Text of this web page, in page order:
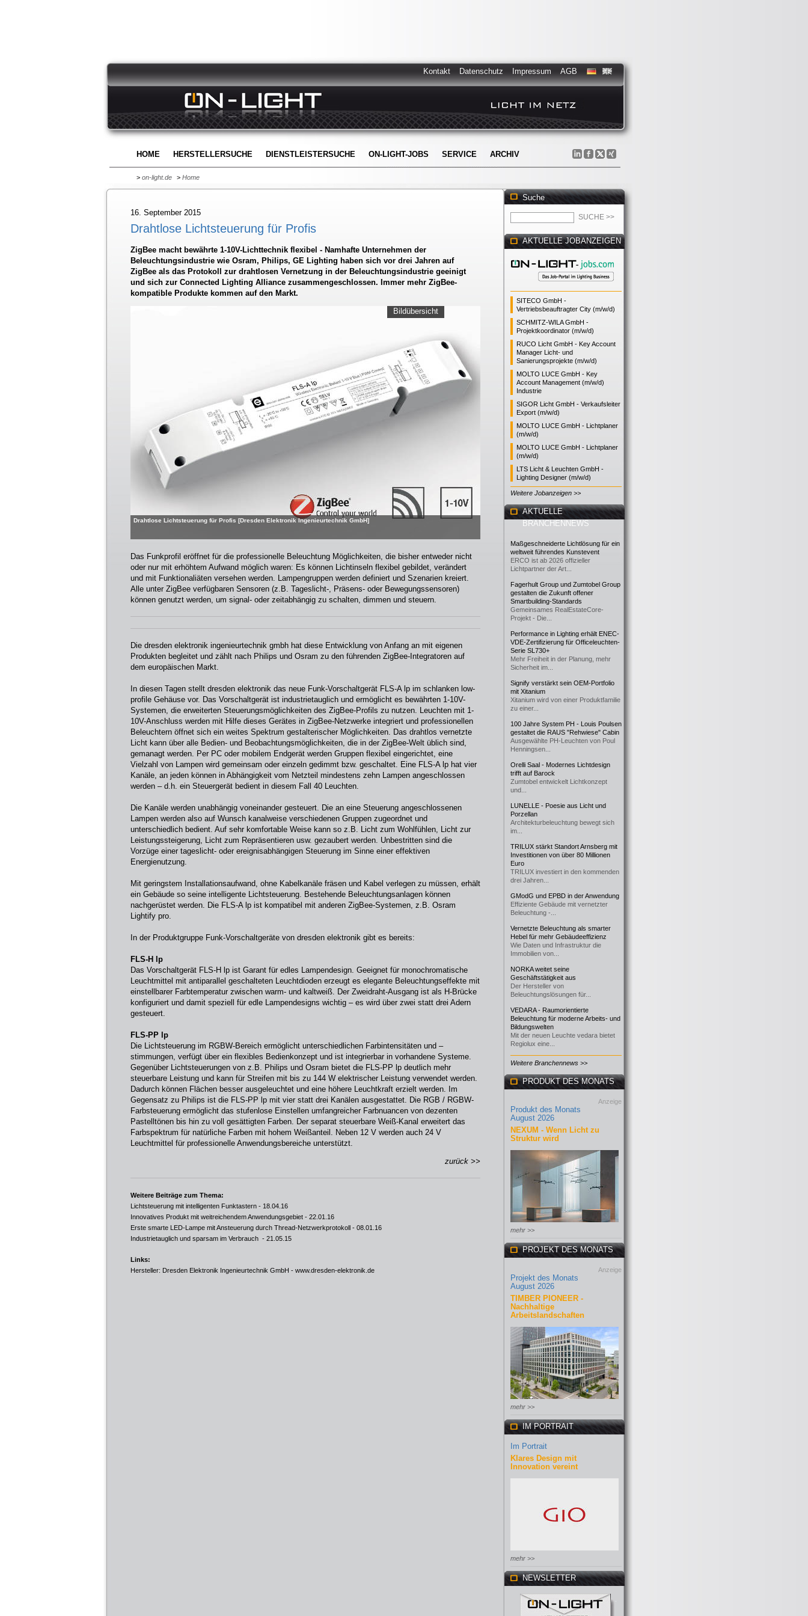
Kontakt Datenschutz Impressum AGB
HOME HERSTELLERSUCHE DIENSTLEISTERSUCHE ON-LIGHT-JOBS SERVICE ARCHIV
> on-light.de > Home
16. September 2015
Drahtlose Lichtsteuerung für Profis
ZigBee macht bewährte 1-10V-Lichttechnik flexibel - Namhafte Unternehmen der
Beleuchtungsindustrie wie Osram, Philips, GE Lighting haben sich vor drei Jahren auf
ZigBee als das Protokoll zur drahtlosen Vernetzung in der Beleuchtungsindustrie geeinigt
und sich zur Connected Lighting Alliance zusammengeschlossen. Immer mehr ZigBee-
kompatible Produkte kommen auf den Markt.
Drahtlose Lichtsteuerung für Profis [Dresden Elektronik Ingenieurtechnik GmbH]
Bildübersicht
Das Funkprofil eröffnet für die professionelle Beleuchtung Möglichkeiten, die bisher entweder nicht
oder nur mit erhöhtem Aufwand möglich waren: Es können Lichtinseln flexibel gebildet, verändert
und mit Funktionaliäten versehen werden. Lampengruppen werden definiert und Szenarien kreiert.
Alle unter ZigBee verfügbaren Sensoren (z.B. Tageslicht-, Präsens- oder Bewegungssensoren)
können genutzt werden, um signal- oder zeitabhängig zu schalten, dimmen und steuern.
Die dresden elektronik ingenieurtechnik gmbh hat diese Entwicklung von Anfang an mit eigenen
Produkten begleitet und zählt nach Philips und Osram zu den führenden ZigBee-Integratoren auf
dem europäischen Markt.
In diesen Tagen stellt dresden elektronik das neue Funk-Vorschaltgerät FLS-A lp im schlanken low-
profile Gehäuse vor. Das Vorschaltgerät ist industrietauglich und ermöglicht es bewährten 1-10V-
Systemen, die erweiterten Steuerungsmöglichkeiten des ZigBee-Profils zu nutzen. Leuchten mit 1-
10V-Anschluss werden mit Hilfe dieses Gerätes in ZigBee-Netzwerke integriert und professionellen
Beleuchtern öffnet sich ein weites Spektrum gestalterischer Möglichkeiten. Das drahtlos vernetzte
Licht kann über alle Bedien- und Beobachtungsmöglichkeiten, die in der ZigBee-Welt üblich sind,
gemanagt werden. Per PC oder mobilem Endgerät werden Gruppen flexibel eingerichtet, eine
Vielzahl von Lampen wird gemeinsam oder einzeln gedimmt bzw. geschaltet. Eine FLS-A lp hat vier
Kanäle, an jeden können in Abhängigkeit vom Netzteil mindestens zehn Lampen angeschlossen
werden – d.h. ein Steuergerät bedient in diesem Fall 40 Leuchten.
Die Kanäle werden unabhängig voneinander gesteuert. Die an eine Steuerung angeschlossenen
Lampen werden also auf Wunsch kanalweise verschiedenen Gruppen zugeordnet und
unterschiedlich bedient. Auf sehr komfortable Weise kann so z.B. Licht zum Wohlfühlen, Licht zur
Leistungssteigerung, Licht zum Repräsentieren usw. gezaubert werden. Unbestritten sind die
Vorzüge einer tageslicht- oder ereignisabhängigen Steuerung im Sinne einer effektiven
Energienutzung.
Mit geringstem Installationsaufwand, ohne Kabelkanäle fräsen und Kabel verlegen zu müssen, erhält
ein Gebäude so seine intelligente Lichtsteuerung. Bestehende Beleuchtungsanlagen können
nachgerüstet werden. Die FLS-A lp ist kompatibel mit anderen ZigBee-Systemen, z.B. Osram
Lightify pro.
In der Produktgruppe Funk-Vorschaltgeräte von dresden elektronik gibt es bereits:
FLS-H lp
Das Vorschaltgerät FLS-H lp ist Garant für edles Lampendesign. Geeignet für monochromatische
Leuchtmittel mit antiparallel geschalteten Leuchtdioden erzeugt es elegante Beleuchtungseffekte mit
einstellbarer Farbtemperatur zwischen warm- und kaltweiß. Der Zweidraht-Ausgang ist als H-Brücke
konfiguriert und damit speziell für edle Lampendesigns wichtig – es wird über zwei statt drei Adern
gesteuert.
FLS-PP lp
Die Lichtsteuerung im RGBW-Bereich ermöglicht unterschiedlichen Farbintensitäten und –
stimmungen, verfügt über ein flexibles Bedienkonzept und ist integrierbar in vorhandene Systeme.
Gegenüber Lichtsteuerungen von z.B. Philips und Osram bietet die FLS-PP lp deutlich mehr
steuerbare Leistung und kann für Streifen mit bis zu 144 W elektrischer Leistung verwendet werden.
Dadurch können Flächen besser ausgeleuchtet und eine höhere Leuchtkraft erzielt werden. Im
Gegensatz zu Philips ist die FLS-PP lp mit vier statt drei Kanälen ausgestattet. Die RGB / RGBW-
Farbsteuerung ermöglicht das stufenlose Einstellen umfangreicher Farbnuancen von dezenten
Pastelltönen bis hin zu voll gesättigten Farben. Der separat steuerbare Weiß-Kanal erweitert das
Farbspektrum für natürliche Farben mit hohem Weißanteil. Neben 12 V werden auch 24 V
Leuchtmittel für professionelle Anwendungsbereiche unterstützt.
zurück >>
Weitere Beiträge zum Thema:
Lichtsteuerung mit intelligenten Funktastern - 18.04.16
Innovatives Produkt mit weitreichendem Anwendungsgebiet - 22.01.16
Erste smarte LED-Lampe mit Ansteuerung durch Thread-Netzwerkprotokoll - 08.01.16
Industrietauglich und sparsam im Verbrauch - 21.05.15
Links:
Hersteller: Dresden Elektronik Ingenieurtechnik GmbH - www.dresden-elektronik.de
Suche
AKTUELLE JOBANZEIGEN
SITECO GmbH -
Vertriebsbeauftragter City (m/w/d)
SCHMITZ-WILA GmbH -
Projektkoordinator (m/w/d)
RUCO Licht GmbH - Key Account
Manager Licht- und
Sanierungsprojekte (m/w/d)
MOLTO LUCE GmbH - Key
Account Management (m/w/d)
Industrie
SIGOR Licht GmbH - Verkaufsleiter
Export (m/w/d)
MOLTO LUCE GmbH - Lichtplaner
(m/w/d)
MOLTO LUCE GmbH - Lichtplaner
(m/w/d)
LTS Licht & Leuchten GmbH -
Lighting Designer (m/w/d)
Weitere Jobanzeigen >>
AKTUELLE
BRANCHENNEWS
Maßgeschneiderte Lichtlösung für ein
weltweit führendes Kunstevent
ERCO ist ab 2026 offizieller
Lichtpartner der Art...
Fagerhult Group und Zumtobel Group
gestalten die Zukunft offener
Smartbuilding-Standards
Gemeinsames RealEstateCore-
Projekt - Die...
Performance in Lighting erhält ENEC-
VDE-Zertifizierung für Officeleuchten-
Serie SL730+
Mehr Freiheit in der Planung, mehr
Sicherheit im...
Signify verstärkt sein OEM-Portfolio
mit Xitanium
Xitanium wird von einer Produktfamilie
zu einer...
100 Jahre System PH - Louis Poulsen
gestaltet die RAUS "Rehwiese" Cabin
Ausgewählte PH-Leuchten von Poul
Henningsen...
Orelli Saal - Modernes Lichtdesign
trifft auf Barock
Zumtobel entwickelt Lichtkonzept
und...
LUNELLE - Poesie aus Licht und
Porzellan
Architekturbeleuchtung bewegt sich
im...
TRILUX stärkt Standort Arnsberg mit
Investitionen von über 80 Millionen
Euro
TRILUX investiert in den kommenden
drei Jahren...
GModG und EPBD in der Anwendung
Effiziente Gebäude mit vernetzter
Beleuchtung -...
Vernetzte Beleuchtung als smarter
Hebel für mehr Gebäudeeffizienz
Wie Daten und Infrastruktur die
Immobilien von...
NORKA weitet seine
Geschäftstätigkeit aus
Der Hersteller von
Beleuchtungslösungen für...
VEDARA - Raumorientierte
Beleuchtung für moderne Arbeits- und
Bildungswelten
Mit der neuen Leuchte vedara bietet
Regiolux eine...
Weitere Branchennews >>
PRODUKT DES MONATS
Anzeige
Produkt des Monats
August 2026
NEXUM - Wenn Licht zu
Struktur wird
mehr >>
PROJEKT DES MONATS
Anzeige
Projekt des Monats
August 2026
TIMBER PIONEER -
Nachhaltige
Arbeitslandschaften
mehr >>
IM PORTRAIT
Im Portrait
Klares Design mit
Innovation vereint
mehr >>
NEWSLETTER